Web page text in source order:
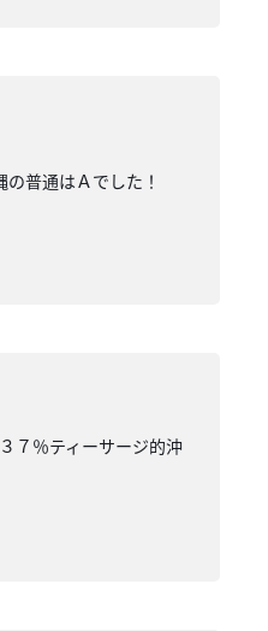
普通はＡでした！
７％ティーサージ的沖